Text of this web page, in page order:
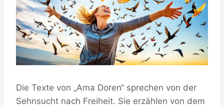
Die Texte von „Ama Doren“ sprechen von der
Sehnsucht nach Freiheit. Sie erzählen von dem